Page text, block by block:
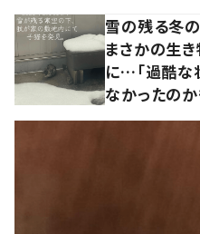
雪の残る冬
まさかの生
に…「過酷な
なかったのか